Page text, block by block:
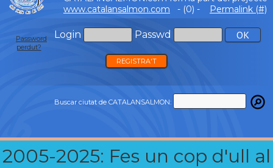
www.catalansalmon.com - (0) - Permalink (#)
Login Passwd
Password
perdut?
REGISTRA'T
Buscar ciutat de CATALANSALMON:
2005-2025: Fes un cop d'ull al